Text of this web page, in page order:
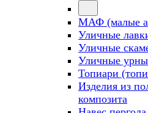
МАФ (малые
Уличные
Уличные
Уличные урны
Топиари
Изделия из
композита